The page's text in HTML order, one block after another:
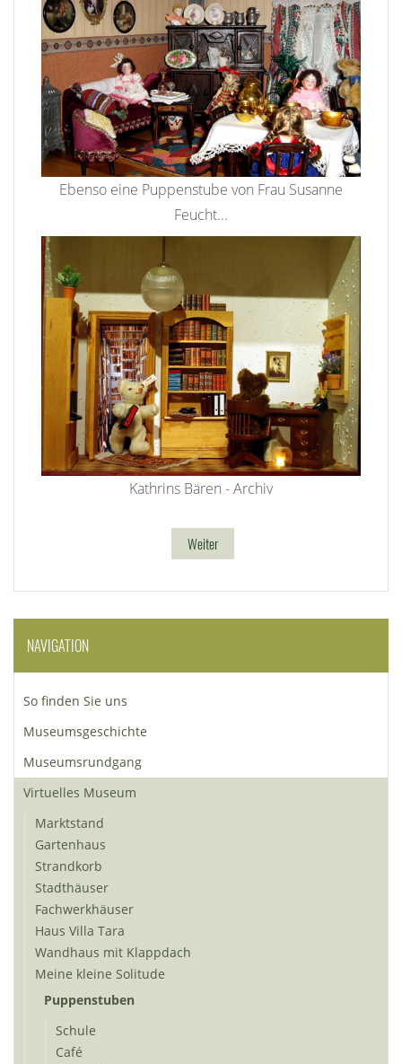
Ebenso eine Puppenstube von Frau Susanne
Feucht...
Kathrins Bären - Archiv
Weiter
NAVIGATION
So finden Sie uns
Museumsgeschichte
Museumsrundgang
Virtuelles Museum
Marktstand
Gartenhaus
Strandkorb
Stadthäuser
Fachwerkhäuser
Haus Villa Tara
Wandhaus mit Klappdach
Meine kleine Solitude
Puppenstuben
Schule
Café